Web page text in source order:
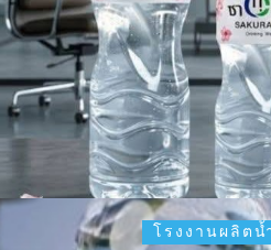
โรงงานผลิตน้